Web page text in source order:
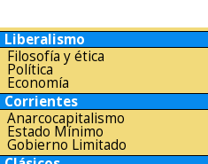
Liberalismo
Filosofía y ética
Política
Economía
Corrientes
Anarcocapitalismo
Estado Mínimo
Gobierno Limitado